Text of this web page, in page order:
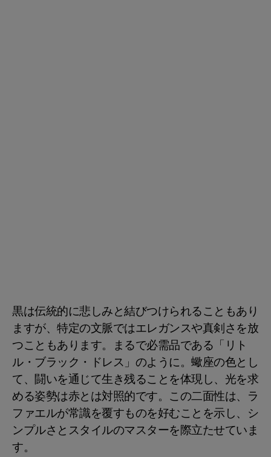
黒は伝統的に悲しみと結びつけられることもあり
ますが、特定の文脈ではエレガンスや真剣さを放
つこともあります。まるで必需品である「リト
ル・ブラック・ドレス」のように。蠍座の色とし
て、闘いを通じて生き残ることを体現し、光を求
める姿勢は赤とは対照的です。この二面性は、ラ
ファエルが常識を覆すものを好むことを示し、シ
ンプルさとスタイルのマスターを際立たせていま
す。